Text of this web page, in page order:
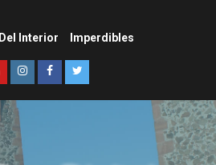
Del Interior Imperdibles